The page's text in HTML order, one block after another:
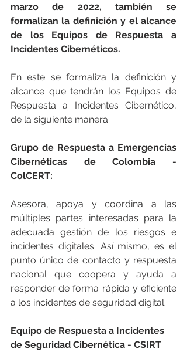
marzo de 2022, también se
formalizan la definición y el alcance
de los Equipos de Respuesta a
Incidentes Cibernéticos.
En este se formaliza la definición y
alcance que tendrán los Equipos de
Respuesta a Incidentes Cibernético,
de la siguiente manera:
Grupo de Respuesta a Emergencias
Cibernéticas de Colombia -
ColCERT:
Asesora, apoya y coordina a las
múltiples partes interesadas para la
adecuada gestión de los riesgos e
incidentes digitales. Así mismo, es el
punto único de contacto y respuesta
nacional que coopera y ayuda a
responder de forma rápida y eficiente
a los incidentes de seguridad digital.
Equipo de Respuesta a Incidentes
de Seguridad Cibernética - CSIRT